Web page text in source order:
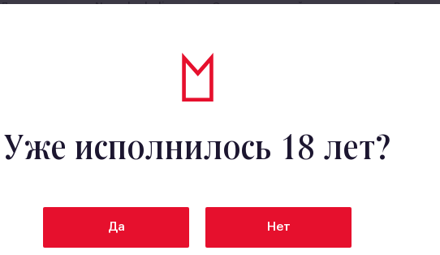
Лицензия Non-alcoholic Энергетический напиток Вода
Уже исполнилось 18 лет?
Да Нет